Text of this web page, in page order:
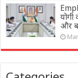
योगी
और